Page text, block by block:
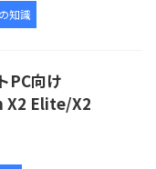
知識
PC向け
X2 Elite/X2